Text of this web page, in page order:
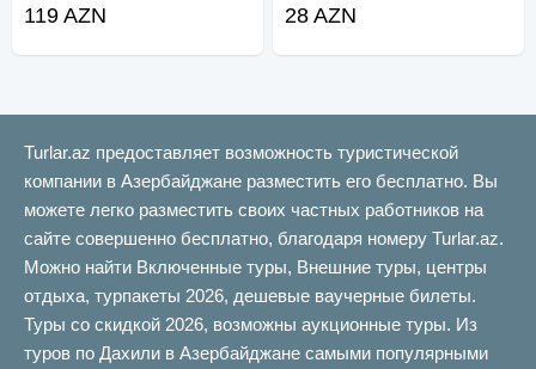
119 AZN 28 AZN
Turlar.az предоставляет возможность туристической
компании в Азербайджане разместить его бесплатно. Вы
можете легко разместить своих частных работников на
сайте совершенно бесплатно, благодаря номеру Turlar.az.
Можно найти Включенные туры, Внешние туры, центры
отдыха, турпакеты 2026, дешевые ваучерные билеты.
Туры со скидкой 2026, возможны аукционные туры. Из
туров по Дахили в Азербайджане самыми популярными